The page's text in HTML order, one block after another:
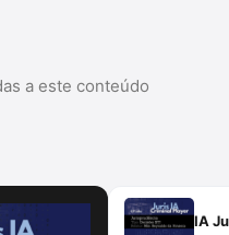
a este conteúdo
IA